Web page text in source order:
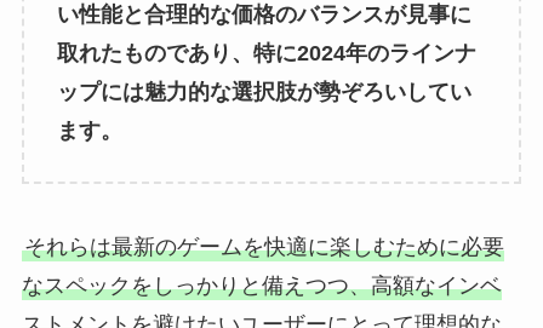
い性能と合理的な価格のバランスが見事に
取れたものであり、特に2024年のラインナ
ップには魅力的な選択肢が勢ぞろいしてい
ます。
それらは最新のゲームを快適に楽しむために必要
なスペックをしっかりと備えつつ、高額なインベ